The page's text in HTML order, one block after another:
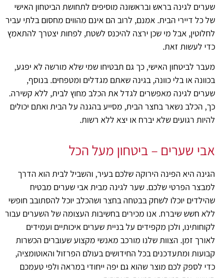
שערים לגינה בראש ובראשונה מוסיפים לתחושת הביטחון האישי
של כל דיירי הבית. אמנם, לרוב הם אינם מהווים מחסום בלתי עביר
לחלוטין, אבל מי שכן ירצה להיכנס לשטח, לפחות יצטרך להתאמץ
כדי לעשות זאת.
מעבר לביטחון האישי, כך גם תבטיחו שמי שלא מורשה לא יפגע,
בכוונה או בלי כוונה, בגינה שאתם מגדלים ומטפחים. בנוסף,
שערים לגינה מאפשרים לגדל את הכלב מחוץ לבית, ללא קשירה.
כך, הכלב נשאר בחצר הבית, מסייע בהגנה על הבית ואתם יכולים
להיות רגועים שלא יברח או יצא ללא רשות.
אבי שערים – ביטחון מעל הכל
הגינה היא הפינה הירוקה שלכם בעיר, והשביל לבית הוא הדרך
למבצר הפרטי שלכם. שער לגינה מבית אבי שערים מבטיח
שהילדים יוכלו לשחק בבטחה בחצר ושהכלב יוכל להסתובב חופשי
ללא חשש שיברח. אנו מכירים בחשיבות העצומה של השערים עבור
לקוחותינו, ולכן מקפידים על בניית שערים איכותיים ועמידים
לאורך זמן. הצוות שלנו מורכב מאנשי מקצוע שעוברים הכשרות
קבועות ומתעדכנים בכל החידושים בעולם הפרזול והאוטומציה,
כדי לספק לכם מוצר שהוא גם יפה ייחודי במראה ולפי טעמכם